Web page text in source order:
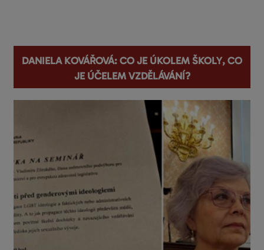
Daniela Kovářová: Co je úkolem školy, co
je účelem vzdělávání?